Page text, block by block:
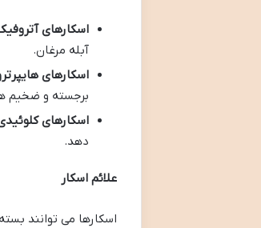
اسکارهای
آبله مرغان.
اسکارهای
برجسته و ضخیم
اسکارهای
دهد.
علائم اسکار
اسکارها می توانند